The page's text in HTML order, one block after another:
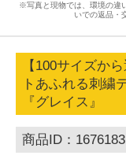
※写真と現物では、環境の違
いでの返品・
【100サイズか
トあふれる刺繍
『グレイス』
商品ID：